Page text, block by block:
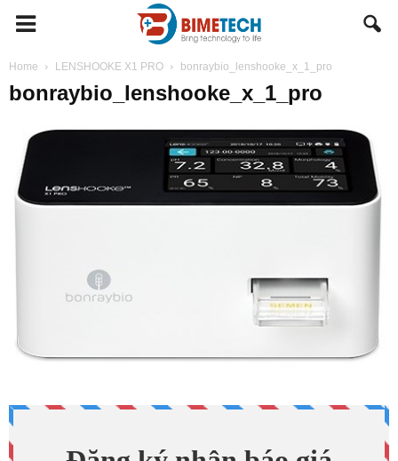
BIMETECH
Home LENSHOOKE X1 PRO bonraybio_lenshooke_x_1_pro
bonraybio_lenshooke_x_1_pro